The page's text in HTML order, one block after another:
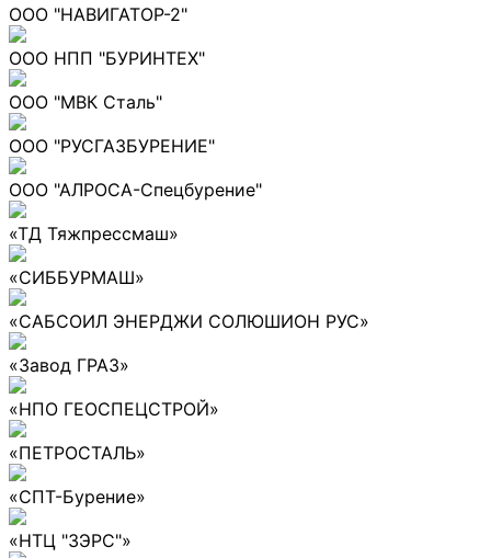
ООО "НАВИГАТОР-2"
ООО НПП "БУРИНТЕХ"
ООО "МВК Сталь"
ООО "РУСГАЗБУРЕНИЕ"
ООО "АЛРОСА-Спецбурение"
«ТД Тяжпрессмаш»
«СИББУРМАШ»
«САБСОИЛ ЭНЕРДЖИ СОЛЮШИОН РУС»
«Завод ГРАЗ»
«НПО ГЕОСПЕЦСТРОЙ»
«ПЕТРОСТАЛЬ»
«СПТ-Бурение»
«НТЦ "ЗЭРС"»